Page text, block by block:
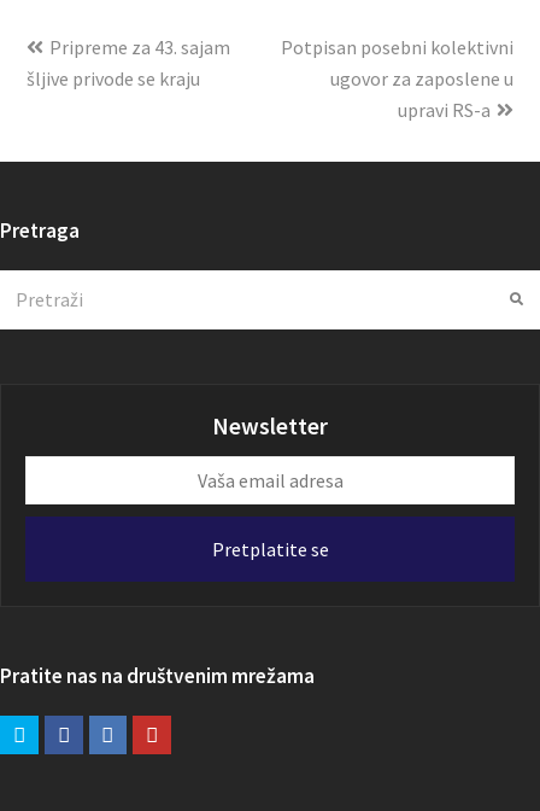
Pripreme za 43. sajam
šljive privode se kraju
Potpisan posebni kolektivni
ugovor za zaposlene u
upravi RS-a
Pretraga
Newsletter
email
Pretplatite se
Pratite nas na društvenim mrežama